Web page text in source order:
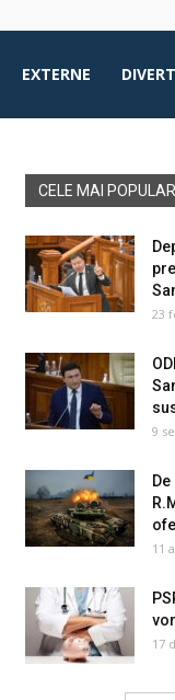
EXTERNE
CELE MAI
23
9
11
17